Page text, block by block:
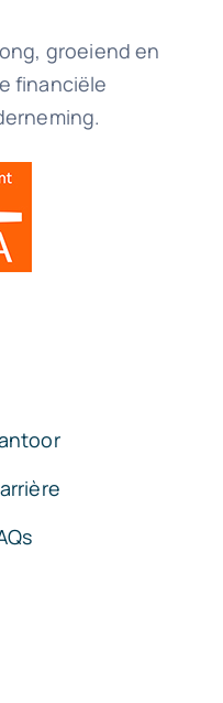
groeiend en
financiële